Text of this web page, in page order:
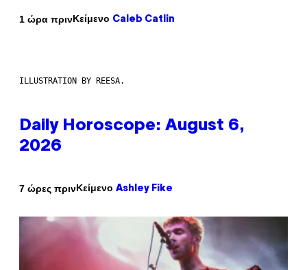
1 ώρα πρινΚείμενο Caleb Catlin
ILLUSTRATION BY REESA.
Daily Horoscope: August 6,
2026
7 ώρες πρινΚείμενο Ashley Fike